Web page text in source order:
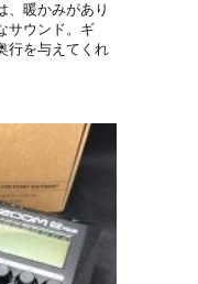
、暖かみがあり
サウンド。ギ
行を与えてくれ